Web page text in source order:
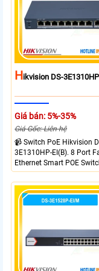
HIkvision DS-
Giá bán: 5%-35%
Giá Gốc: Liên hệ
📹 Switch PoE Hikvision
3E1310HP-EI(B). 8 Port
Ethernet Smart POE
10/100M PoE Ports, 2 x
Uplink Ports.